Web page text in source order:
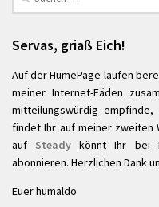
nach:
Servas, griaß Eich!
Auf der HumePage laufen
meiner Internet-Fäden
mitteilungswürdig empfinde,
findet Ihr auf meiner zweiten
auf Steady könnt Ihr bei
abonnieren. Herzlichen Dank
Euer humaldo